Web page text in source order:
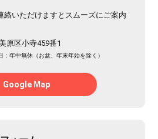
絡いただけますとスムーズにご案内
原区小寺459番1
：年中無休（お盆、年末年始を除く）
Google Map